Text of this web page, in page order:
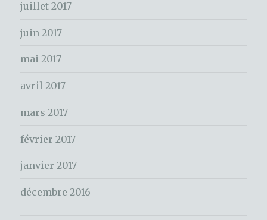
:
juillet 2017
juin 2017
mai 2017
avril 2017
mars 2017
février 2017
janvier 2017
décembre 2016